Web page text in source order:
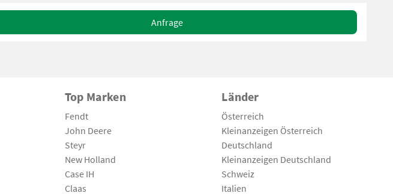
Anfrage
Top Marken
Fendt
John Deere
Steyr
New Holland
Case IH
Claas
Länder
Österreich
Kleinanzeigen Österreich
Deutschland
Kleinanzeigen Deutschland
Schweiz
Italien